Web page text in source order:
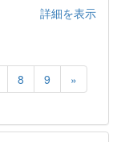
詳細を表示
8 9 »